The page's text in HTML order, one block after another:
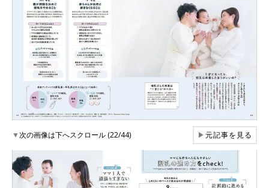
▼次の画像は下へスクロール (22/44) ▶元記事を見る